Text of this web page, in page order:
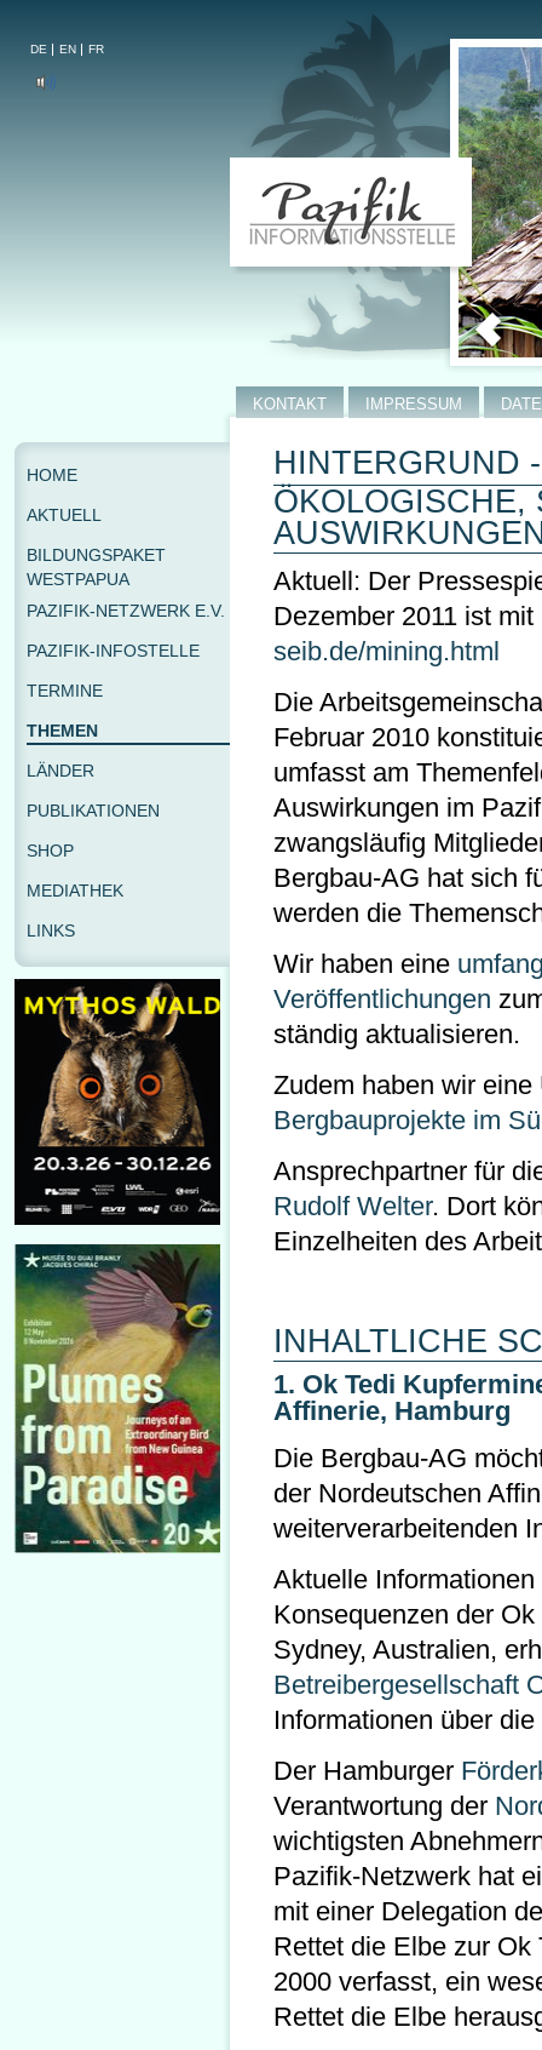
DE EN FR
HINTERGRUND
ÖKOLOGISCHE,
Aktuell: Der
Dezember 2011 ist
seib.de/mining.html
Die
Februar 2010
umfasst am
Auswirkungen im
zwangsläufig
Bergbau-AG hat sich
werden die
Wir haben eine
Veröffentlichungen
ständig aktualisieren.
Zudem haben wir
Bergbauprojekte im
Ansprechpartner für
Rudolf Welter. Dort
Einzelheiten des
INHALTLICHE
1. Ok Tedi
Affinerie, Hamburg
Die Bergbau-AG
der Nordeutschen
weiterverarbeitenden
Aktuelle
Konsequenzen der
Sydney, Australien,
Betreibergesellschaft
Informationen über
Der Hamburger
Verantwortung der
wichtigsten
Pazifik-Netzwerk hat
mit einer Delegation
Rettet die Elbe zur Ok
2000 verfasst, ein
Rettet die Elbe
KONTAKT IMPRESSUM
HOME
AKTUELL
BILDUNGSPAKET
WESTPAPUA
PAZIFIK-NETZWERK E.V.
PAZIFIK-INFOSTELLE
TERMINE
THEMEN
LÄNDER
PUBLIKATIONEN
SHOP
MEDIATHEK
LINKS